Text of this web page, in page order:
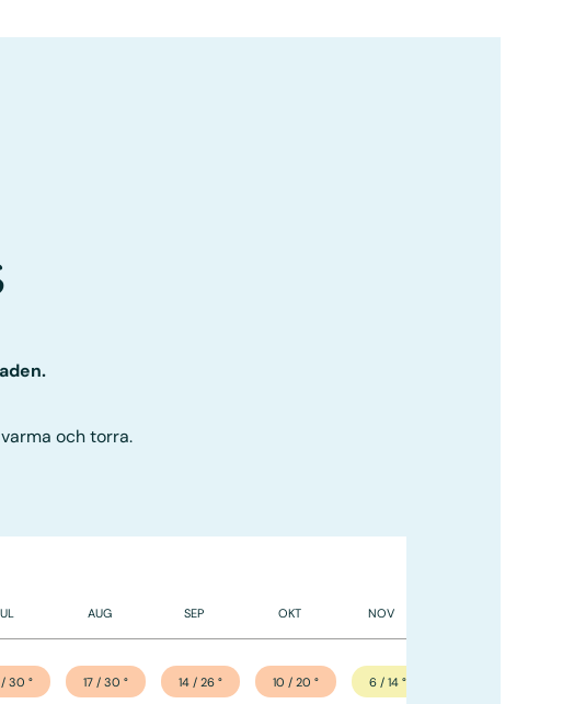
och torra.
AUG SEP OKT NOV
/ 30 ° 17 / 30 ° 14 / 26 ° 10 / 20 ° 6 / 14 °